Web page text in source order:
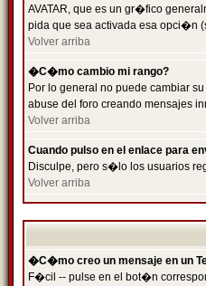
AVATAR, que es un gr�fico
pida que sea activada esa opci�n
Volver arriba
�C�mo cambio mi rango?
Por lo general no puede cambiar
abuse del foro creando mensajes
Volver arriba
Cuando pulso en el enlace para
Disculpe, pero s�lo los usuarios
Volver arriba
�C�mo creo un mensaje en un
F�cil -- pulse en el bot�n